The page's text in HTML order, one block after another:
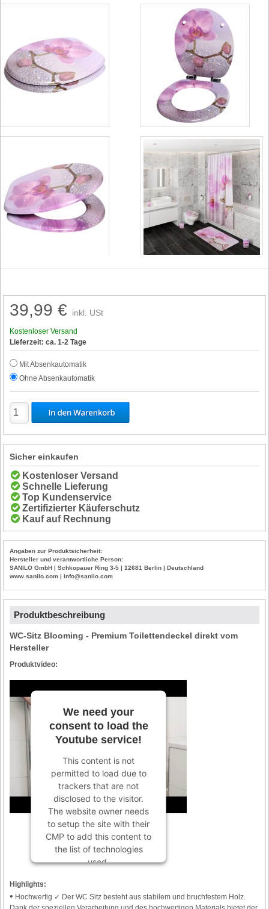
39,99 € inkl. USt
Kostenloser Versand
Lieferzeit: ca. 1-2 Tage
Mit Absenkautomatik
Ohne Absenkautomatik
Sicher einkaufen
Kostenloser Versand
Schnelle Lieferung
Top Kundenservice
Zertifizierter Käuferschutz
Kauf auf Rechnung
Angaben zur Produktsicherheit:
Hersteller und verantwortliche Person:
SANILO GmbH | Schkopauer Ring 3-5 | 12681 Berlin | Deutschland
www.sanilo.com | info@sanilo.com
Produktbeschreibung
WC-Sitz Blooming - Premium Toilettendeckel direkt vom
Hersteller
Produktvideo:
We need your
consent to load the
Youtube service!
This content is not
permitted to load due to
trackers that are not
disclosed to the visitor.
The website owner needs
to setup the site with their
CMP to add this content to
the list of technologies
used.
Consent Management
Platform
Highlights:
• Hochwertig ✓ Der WC Sitz besteht aus stabilem und bruchfestem Holz.